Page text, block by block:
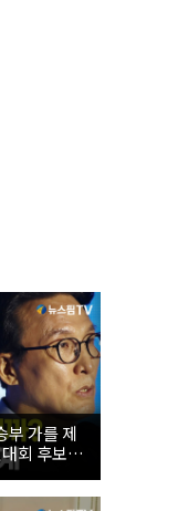
부 가를 제
회 후보자